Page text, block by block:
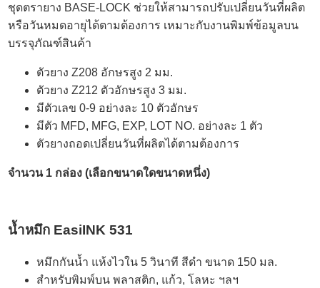
ชุดตรายาง BASE-LOCK ช่วยให้สามารถปรับเปลี่ยนวันที่ผลิต
หรือวันหมดอายุได้ตามต้องการ เหมาะกับงานพิมพ์ข้อมูลบน
บรรจุภัณฑ์สินค้า
ตัวยาง Z208 อักษรสูง 2 มม.
ตัวยาง Z212 ตัวอักษรสูง 3 มม.
มีตัวเลข 0-9 อย่างละ 10 ตัวอักษร
มีตัว MFD, MFG, EXP, LOT NO. อย่างละ 1 ตัว
ตัวยางถอดเปลี่ยนวันที่ผลิตได้ตามต้องการ
จำนวน 1 กล่อง (เลือกขนาดใดขนาดหนึ่ง)
น้ำหมึก EasiINK 531
หมึกกันน้ำ แห้งไวใน 5 วินาที สีดำ ขนาด 150 มล.
สำหรับพิมพ์บน พลาสติก, แก้ว, โลหะ ฯลฯ